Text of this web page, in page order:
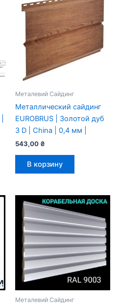
Металевий Сайдинг
Металлический сайдинг
EUROBRUS | Золотой дуб
3 D | China | 0,4 мм |
543,00 ₴
В корзину
Металевий Сайдинг